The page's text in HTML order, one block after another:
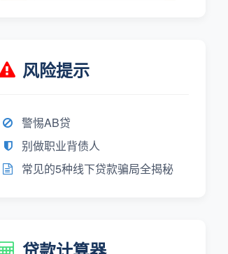
风险提示
警惕AB贷
别做职业背债人
常见的5种线下贷款骗局全揭秘